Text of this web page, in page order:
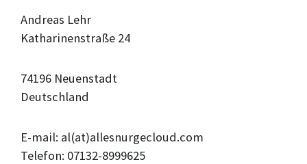
Andreas Lehr
Katharinenstraße 24
74196 Neuenstadt
Deutschland
E-mail: al(at)allesnurgecloud.com
Telefon: 07132-8999625